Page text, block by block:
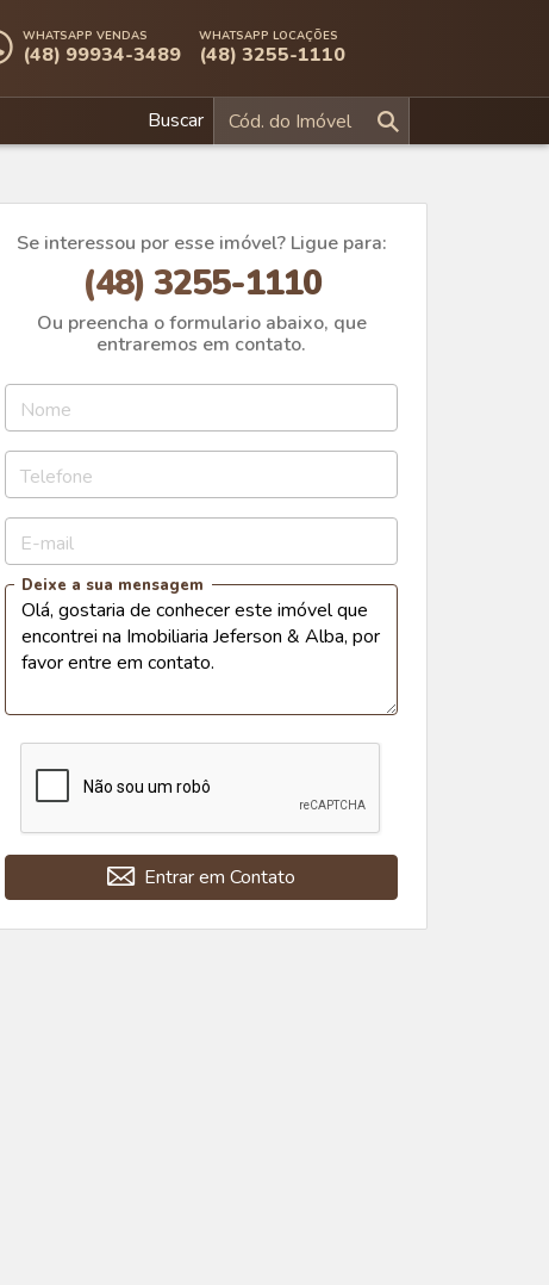
WHATSAPP VENDAS
(48) 99934-3489
WHATSAPP LOCAÇÕES
(48) 3255-1110
Buscar
Se interessou por esse imóvel? Ligue para:
(48) 3255-1110
Ou preencha o formulario abaixo, que
entraremos em contato.
Nome
Telefone
E-mail
Deixe a sua mensagem
Entrar em Contato